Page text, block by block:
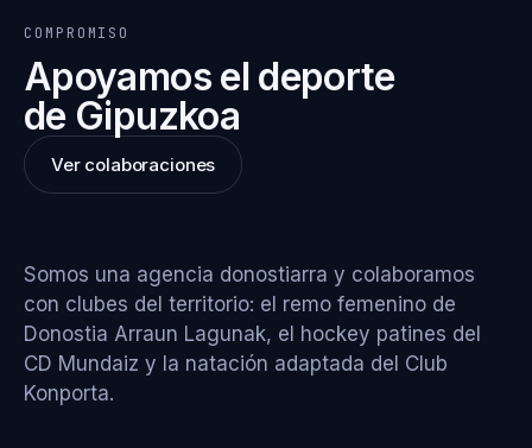
COMPROMISO
Apoyamos el deporte
de Gipuzkoa
Ver colaboraciones
Somos una agencia donostiarra y colaboramos
con clubes del territorio: el remo femenino de
Donostia Arraun Lagunak, el hockey patines del
CD Mundaiz y la natación adaptada del Club
Konporta.